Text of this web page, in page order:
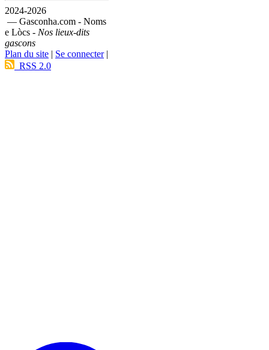
2024-2026
— Gasconha.com - Noms
e Lòcs - Nos lieux-dits
gascons
Plan du site | Se connecter|
RSS 2.0